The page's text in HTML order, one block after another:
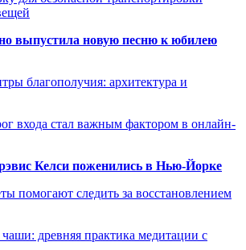
выпустила новую песню к юбилею
благополучия: архитектура и
входа стал важным фактором в онлайн-
Келси поженились в Нью-Йорке
помогают следить за восстановлением
древняя практика медитации с